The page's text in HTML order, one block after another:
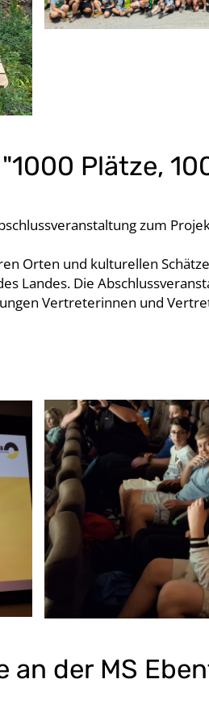
Plätze,
zum
Orten und kulturellen
Landes. Die
Vertreterinnen und
an der MS